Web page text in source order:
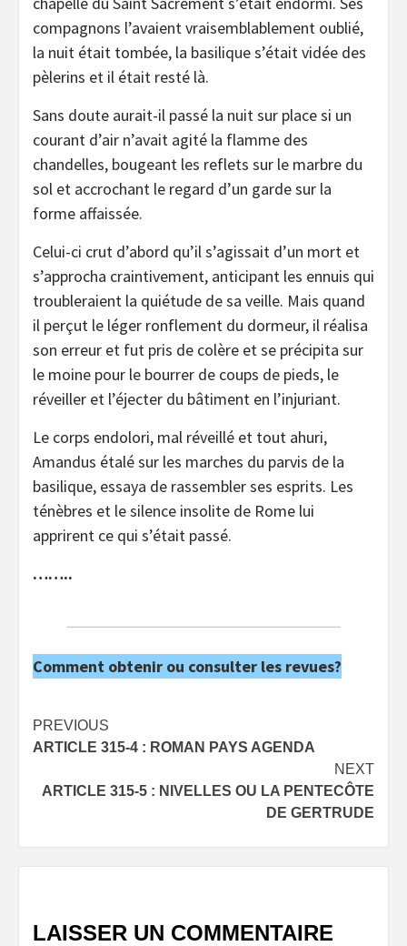
compagnons l’avaient vraisemblablement oublié,
la nuit était tombée, la basilique s’était vidée des
pèlerins et il était resté là.
Sans doute aurait-il passé la nuit sur place si un
courant d’air n’avait agité la flamme des
chandelles, bougeant les reflets sur le marbre du
sol et accrochant le regard d’un garde sur la
forme affaissée.
Celui-ci crut d’abord qu’il s’agissait d’un mort et
s’approcha craintivement, anticipant les ennuis qui
troubleraient la quiétude de sa veille. Mais quand
il perçut le léger ronflement du dormeur, il réalisa
son erreur et fut pris de colère et se précipita sur
le moine pour le bourrer de coups de pieds, le
réveiller et l’éjecter du bâtiment en l’injuriant.
Le corps endolori, mal réveillé et tout ahuri,
Amandus étalé sur les marches du parvis de la
basilique, essaya de rassembler ses esprits. Les
ténèbres et le silence insolite de Rome lui
apprirent ce qui s’était passé.
……..
Comment obtenir ou consulter les revues?
Post
navigation
PREVIOUS
ARTICLE 315-4 : ROMAN PAYS AGENDA
NEXT
ARTICLE 315-5 : NIVELLES OU LA PENTECÔTE
DE GERTRUDE
LAISSER UN COMMENTAIRE